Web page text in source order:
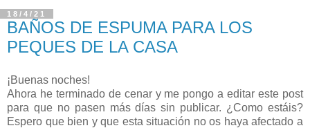
18/4/21
BAÑOS DE ESPUMA PARA LOS
PEQUES DE LA CASA
¡Buenas noches!
Ahora he terminado de cenar y me pongo a editar este post
para que no pasen más días sin publicar. ¿Como estáis?
Espero que bien y que esta situación no os haya afectado a